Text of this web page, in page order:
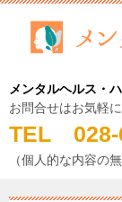
メンタルヘルス・
お問合せはお気軽
TEL 028-
（個人的な内容の